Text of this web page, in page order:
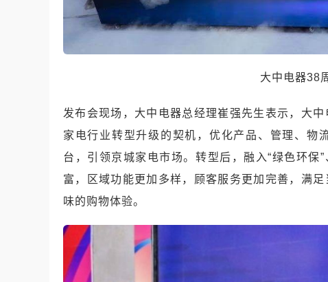
大中电器38
发布会现场，大中电器总经理崔强先生表示，大
家电行业转型升级的契机，优化产品、管理、物
台，引领京城家电市场。转型后，融入“绿色环保
富，区域功能更加多样，顾客服务更加完善，满
味的购物体验。